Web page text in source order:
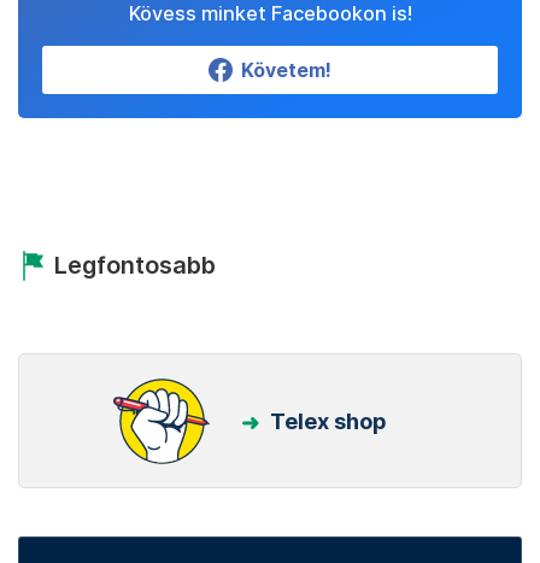
Kövess minket Facebookon is!
Követem!
Legfontosabb
Telex shop